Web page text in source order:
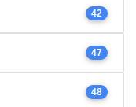
42
47
48